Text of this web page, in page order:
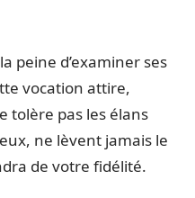
peine d’examiner ses
vocation attire,
tolère pas les élans
ne lèvent jamais le
de votre fidélité.